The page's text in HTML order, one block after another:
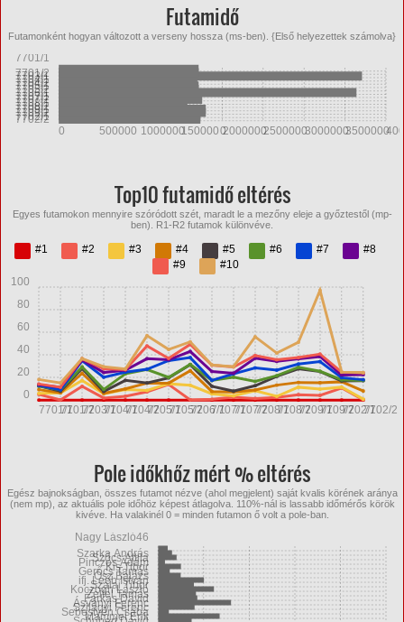
Futamidő
Futamonként hogyan változott a verseny hossza (ms-ben). {Első helyezettek számolva}
7702/2
7702/1
7709/2
7709/1
7708/2
7708/1
7707/2
7707/1
7706/1
7705/2
7705/1
7704/2
7704/1
7703/1
7701/2
7701/1
0 500000 100000015000002000000250000030000003500000
Top10 futamidő eltérés
Egyes futamokon mennyire szóródott szét, maradt le a mezőny eleje a győztestől (mp-
ben). R1-R2 futamok különvéve.
#1 #2 #3 #4 #5 #6 #7
#8
#9
#10
7701/17701/27703/17704/17704/27705/17705/27706/17707/17707/27708/17708/27709/17709/27702/17702/2
0
20
40
60
80
100
Pole időkhőz mért % eltérés
Egész bajnokságban, összes futamot nézve (ahol megjelent) saját kvalis körének aránya
(nem mp), az aktuális pole időhöz képest átlagolva. 110%-nál is lassabb időmérős körök
kivéve. Ha valakinél 0 = minden futamon ő volt a pole-ban.
Mammel Erik
Sebestyén Csaba
Szilágyi Ferenc
Ásványi Ferenc
Farkas Dávid
Zelfel Tamás
Koczogh László
Szalai Tibor
ifj. Leéb István
Ősz Balázs
Gerőcs Tamás
Kis Tibor
Pinczés Ádám
Szőcs Attila
Szarka András
Nagy László46